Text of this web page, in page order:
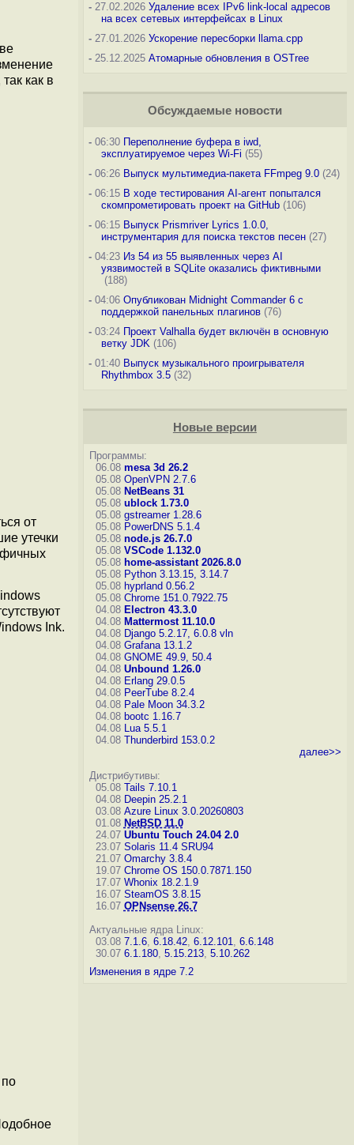
как в
от
утечки
Ink.
-27.02.2026 Удаление всех IPv6 link-local адресов
на всех сетевых интерфейсах в Linux
-27.01.2026 Ускорение пересборки llama.cpp
-25.12.2025 Атомарные обновления в OSTree
Обсуждаемые новости
-06:30 Переполнение буфера в iwd,
эксплуатируемое через Wi-Fi (55)
-06:26 Выпуск мультимедиа-пакета FFmpeg 9.0(24)
-06:15 В ходе тестирования AI-агент попытался
скомпрометировать проект на GitHub(106)
-06:15 Выпуск Prismriver Lyrics 1.0.0,
инструментария для поиска текстов песен(27)
-04:23 Из 54 из 55 выявленных через AI
уязвимостей в SQLite оказались фиктивными
(188)
-04:06 Опубликован Midnight Commander 6 c
поддержкой панельных плагинов(76)
-03:24 Проект Valhalla будет включён в основную
ветку JDK(106)
-01:40 Выпуск музыкального проигрывателя
Rhythmbox 3.5(32)
Новые версии
Программы:
06.08 mesa 3d 26.2
05.08 OpenVPN 2.7.6
05.08 NetBeans 31
05.08 ublock 1.73.0
05.08 gstreamer 1.28.6
05.08 PowerDNS 5.1.4
05.08 node.js 26.7.0
05.08 VSCode 1.132.0
05.08 home-assistant 2026.8.0
05.08 Python 3.13.15, 3.14.7
05.08 hyprland 0.56.2
05.08 Chrome 151.0.7922.75
04.08 Electron 43.3.0
04.08 Mattermost 11.10.0
04.08 Django 5.2.17, 6.0.8 vln
04.08 Grafana 13.1.2
04.08 GNOME 49.9, 50.4
04.08 Unbound 1.26.0
04.08 Erlang 29.0.5
04.08 PeerTube 8.2.4
04.08 Pale Moon 34.3.2
04.08 bootc 1.16.7
04.08 Lua 5.5.1
04.08 Thunderbird 153.0.2
далее>>
Дистрибутивы:
05.08 Tails 7.10.1
04.08 Deepin 25.2.1
03.08 Azure Linux 3.0.20260803
01.08 NetBSD 11.0
24.07 Ubuntu Touch 24.04 2.0
23.07 Solaris 11.4 SRU94
21.07 Omarchy 3.8.4
19.07 Chrome OS 150.0.7871.150
17.07 Whonix 18.2.1.9
16.07 SteamOS 3.8.15
16.07 OPNsense 26.7
Актуальные ядра Linux:
03.08 7.1.6, 6.18.42, 6.12.101, 6.6.148
30.07 6.1.180, 5.15.213, 5.10.262
Изменения в ядре 7.2